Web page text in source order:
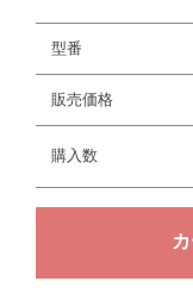
型番
販売価格
購入数